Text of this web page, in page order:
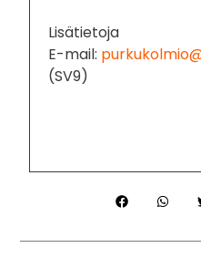
Lisätietoja
E-mail:
(SV9)